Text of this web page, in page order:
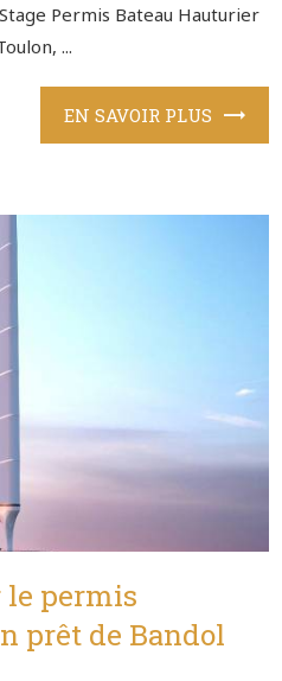
Permis Bateau Hauturier
...
EN SAVOIR PLUS
le permis
prêt de Bandol